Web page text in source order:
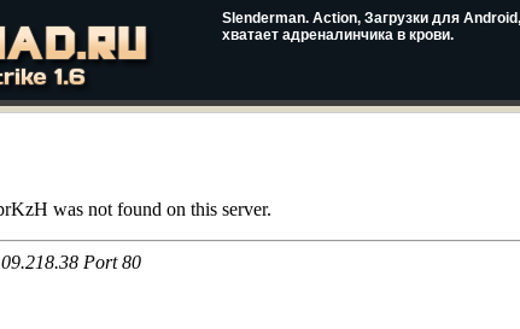
Slenderman. Action, Загрузки для
хватает адреналинчика в крови.